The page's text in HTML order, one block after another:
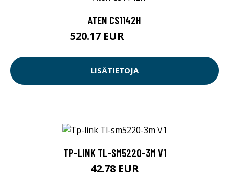
ATEN CS1142H
520.17 EUR
LISÄTIETOJA
TP-LINK TL-SM5220-3M V1
42.78 EUR